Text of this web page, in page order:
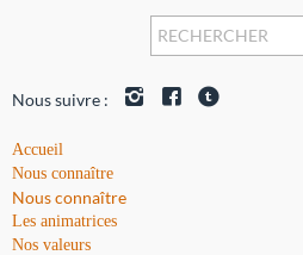
Nous suivre :
Accueil
Nous connaître
Nous connaître
Les animatrices
Nos valeurs